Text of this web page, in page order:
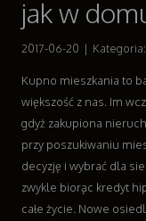
jak w
2017-06-20 | Kategoria:
Kupno mieszkania to
większość z nas. Im
gdyż zakupiona
przy poszukiwaniu
decyzję i wybrać dla
zwykle biorąc kredyt
całe życie. Nowe